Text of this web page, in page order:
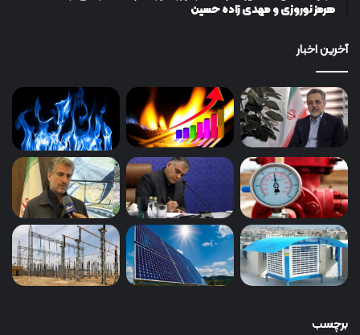
هرمز نوروزی و مهدی زاده حسین
آخرین اخبار
برچسب